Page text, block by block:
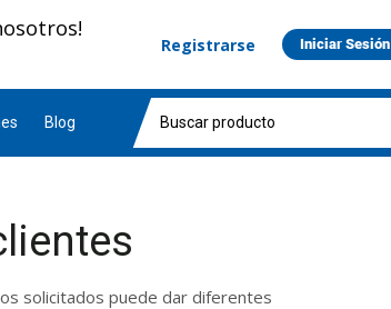
Registrarse Iniciar Sesión
Blog
solicitados puede dar diferentes